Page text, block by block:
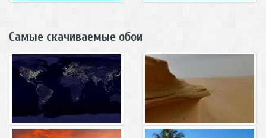
Самые скачиваемые обои